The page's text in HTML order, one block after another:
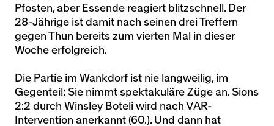
Pfosten, aber Essende reagiert blitzschnell. Der
28-Jährige ist damit nach seinen drei Treffern
gegen Thun bereits zum vierten Mal in dieser
Woche erfolgreich.
Die Partie im Wankdorf ist nie langweilig, im
Gegenteil: Sie nimmt spektakuläre Züge an. Sions
2:2 durch Winsley Boteli wird nach VAR-
Intervention anerkannt (60.). Und dann hat